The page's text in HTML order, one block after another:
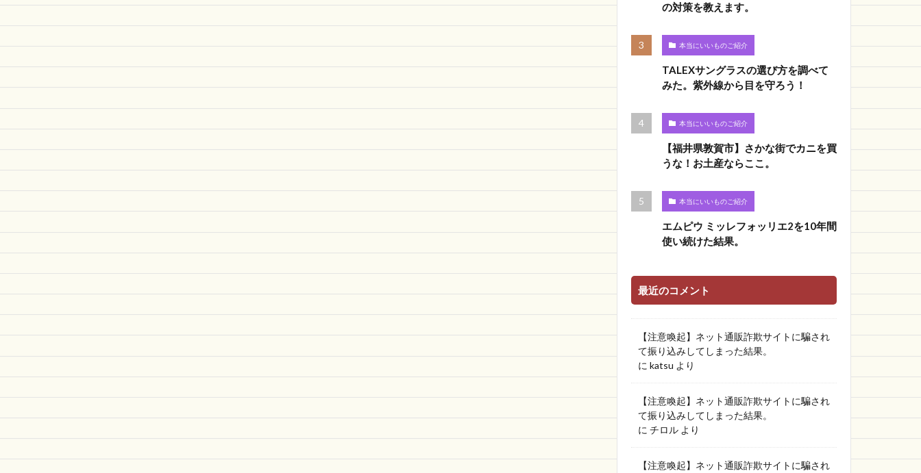
の対策を教えます。
本当にいいものご紹介
TALEXサングラスの選び方を調べて
みた。紫外線から目を守ろう！
本当にいいものご紹介
【福井県敦賀市】さかな街でカニを買
うな！お土産ならここ。
本当にいいものご紹介
エムピウ ミッレフォッリエ2を10年間
使い続けた結果。
最近のコメント
【注意喚起】ネット通販詐欺サイトに騙され
て振り込みしてしまった結果。
に katsu より
【注意喚起】ネット通販詐欺サイトに騙され
て振り込みしてしまった結果。
に チロル より
【注意喚起】ネット通販詐欺サイトに騙され